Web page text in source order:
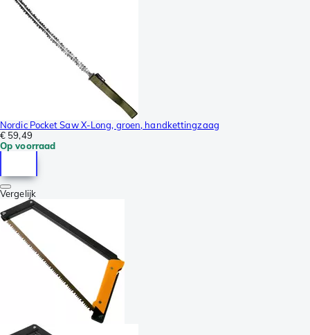
Nordic Pocket Saw X-Long, groen, handkettingzaag
€ 59,49
Op voorraad
Vergelijk